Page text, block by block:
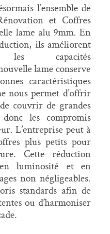
l’ensemble de
et Coffres
lame alu 9mm. En
ils améliorent
les capacités
lame conserve
caractéristiques
nous permet d’offrir
couvrir de grandes
les compromis
L’entreprise peut à
plus petits pour
Cette réduction
luminosité et en
non négligeables.
standards afin de
ou d’harmoniser